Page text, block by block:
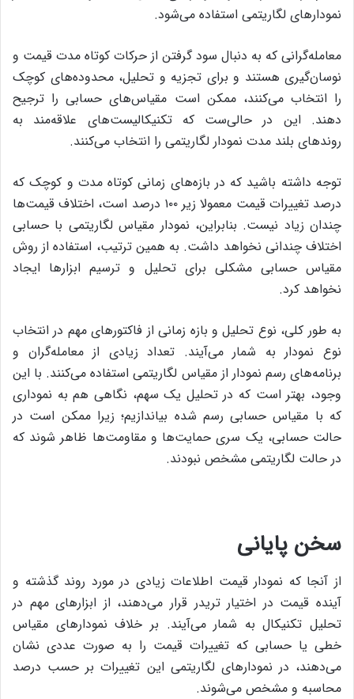
نمودارهای لگاریتمی استفاده می‌شود.
معامله‌گرانی که به دنبال سود گرفتن از حرکات کوتاه مدت قیمت و
نوسان‌گیری هستند و برای تجزیه و تحلیل، محدوده‌های کوچک
را انتخاب می‌کنند، ممکن است مقیاس‌های حسابی را ترجیح
دهند. این در حالی‌ست که تکنیکالیست‌های علاقه‌مند به
روندهای بلند مدت نمودار لگاریتمی را انتخاب می‌کنند.
توجه داشته باشید که در بازه‌های زمانی کوتاه مدت و کوچک که
درصد تغییرات قیمت معمولا زیر ۱۰۰ درصد است، اختلاف قیمت‌ها
چندان زیاد نیست. بنابراین، نمودار مقیاس لگاریتمی با حسابی
اختلاف چندانی نخواهد داشت. به همین ترتیب، استفاده از روش
مقیاس حسابی مشکلی برای تحلیل و ترسیم ابزارها ایجاد
نخواهد کرد.
به طور کلی، نوع تحلیل و بازه زمانی از فاکتورهای مهم در انتخاب
نوع نمودار به شمار می‌آیند. تعداد زیادی از معامله‌گران و
برنامه‌های رسم نمودار از مقیاس لگاریتمی استفاده می‌کنند. با این
وجود، بهتر است که در تحلیل یک سهم، نگاهی هم به نموداری
که با مقیاس حسابی رسم شده بیاندازیم؛ زیرا ممکن است در
حالت حسابی، یک سری حمایت‌ها و مقاومت‌ها ظاهر شوند که
در حالت لگاریتمی مشخص نبودند.
سخن پایانی
از آنجا که نمودار قیمت اطلاعات زیادی در مورد روند گذشته و
آینده قیمت در اختیار تریدر قرار می‌دهند، از ابزارهای مهم در
تحلیل تکنیکال به شمار می‌آیند. بر خلاف نمودارهای مقیاس
خطی یا حسابی که تغییرات قیمت را به صورت عددی نشان
می‌‌دهند، در نمودارهای لگاریتمی این تغییرات بر حسب درصد
محاسبه و مشخص می‌شوند.